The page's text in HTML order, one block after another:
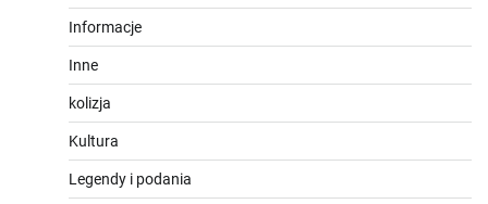
Informacje
Inne
kolizja
Kultura
Legendy i podania